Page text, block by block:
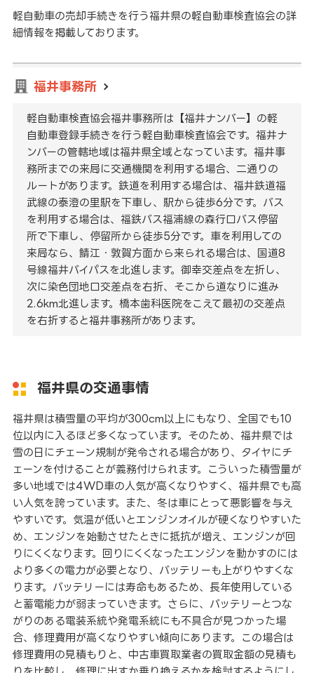
軽自動車の売却手続きを行う福井県の軽自動車検査協会の詳
細情報を掲載しております。
福井事務所
軽自動車検査協会福井事務所は【福井ナンバー】の軽
自動車登録手続きを行う軽自動車検査協会です。福井ナ
ンバーの管轄地域は福井県全域となっています。福井事
務所までの来局に交通機関を利用する場合、二通りの
ルートがあります。鉄道を利用する場合は、福井鉄道福
武線の泰澄の里駅を下車し、駅から徒歩6分です。バス
を利用する場合は、福鉄バス福浦線の森行口バス停留
所で下車し、停留所から徒歩5分です。車を利用しての
来局なら、鯖江・敦賀方面から来られる場合は、国道8
号線福井バイパスを北進します。御幸交差点を左折し、
次に染色団地口交差点を右折、そこから道なりに進み
2.6km北進します。橋本歯科医院をこえて最初の交差点
を右折すると福井事務所があります。
福井県の交通事情
福井県は積雪量の平均が300cm以上にもなり、全国でも10
位以内に入るほど多くなっています。そのため、福井県では
雪の日にチェーン規制が発令される場合があり、タイヤにチ
ェーンを付けることが義務付けられます。こういった積雪量が
多い地域では4WD車の人気が高くなりやすく、福井県でも高
い人気を誇っています。また、冬は車にとって悪影響を与え
やすいです。気温が低いとエンジンオイルが硬くなりやすいた
め、エンジンを始動させたときに抵抗が増え、エンジンが回
りにくくなります。回りにくくなったエンジンを動かすのには
より多くの電力が必要となり、バッテリーも上がりやすくな
ります。バッテリーには寿命もあるため、長年使用している
と蓄電能力が弱まっていきます。さらに、バッテリーとつな
がりのある電装系統や発電系統にも不具合が見つかった場
合、修理費用が高くなりやすい傾向にあります。この場合は
修理費用の見積もりと、中古車買取業者の買取金額の見積も